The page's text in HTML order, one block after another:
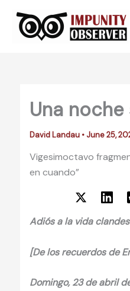
content
Una
David Landau • June 25,
Vigesimoctavo
en cuando”
Adiós a la vida
[De los recuerdos de
Domingo, 23 de abril